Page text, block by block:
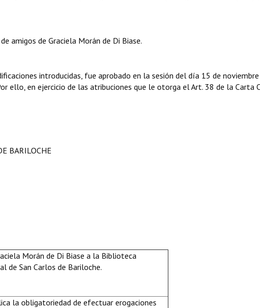
amigos de Graciela Morán de Di Biase.
introducidas, fue aprobado en la sesión del día 15 de
ello, en ejercicio de las atribuciones que le otorga el Art. 38 de la Carta
BARILOCHE
Morán de Di Biase a la Biblioteca
de San Carlos de Bariloche.
la obligatoriedad de efectuar erogaciones